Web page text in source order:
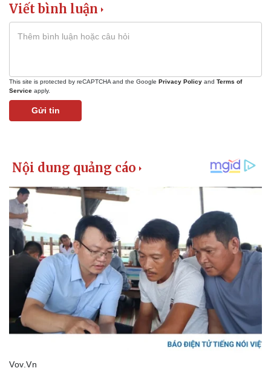
Viết bình luận
This site is protected by reCAPTCHA and the Google Privacy Policy and Terms of
Service apply.
Gửi tin